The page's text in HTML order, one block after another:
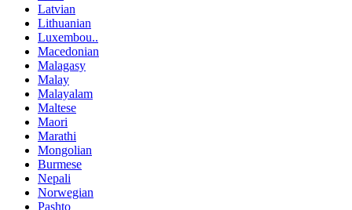
Latvian
Lithuanian
Luxembou..
Macedonian
Malagasy
Malay
Malayalam
Maltese
Maori
Marathi
Mongolian
Burmese
Nepali
Norwegian
Pashto